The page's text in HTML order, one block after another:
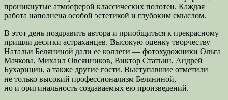
проникнутые атмосферой классических полотен. Каждая
работа наполнена особой эстетикой и глубоким смыслом.
В этот день поздравить автора и приобщиться к прекрасному
пришли десятки астраханцев. Высокую оценку творчеству
Натальи Беляниной дали ее коллеги — фотохудожники Ольга
Мачкова, Михаил Овсянников, Виктор Статьин, Андрей
Бухарицин, а также другие гости. Выступавшие отметили
не только высокий профессионализм Беляниной,
но и оригинальность создаваемых ею произведений.